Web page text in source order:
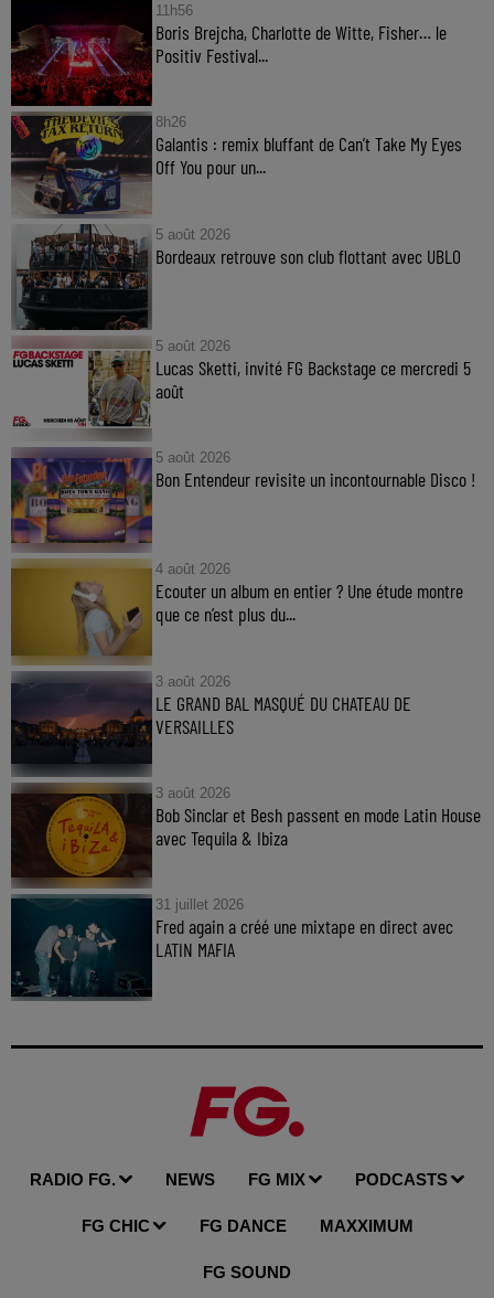
11h56
Boris Brejcha, Charlotte de Witte, Fisher… le
Positiv Festival...
8h26
Galantis : remix bluffant de Can’t Take My Eyes
Off You pour un...
5 août 2026
Bordeaux retrouve son club flottant avec UBLO
5 août 2026
Lucas Sketti, invité FG Backstage ce mercredi 5
août
5 août 2026
Bon Entendeur revisite un incontournable Disco !
4 août 2026
Ecouter un album en entier ? Une étude montre
que ce n’est plus du...
3 août 2026
LE GRAND BAL MASQUÉ DU CHATEAU DE
VERSAILLES
3 août 2026
Bob Sinclar et Besh passent en mode Latin House
avec Tequila & Ibiza
31 juillet 2026
Fred again a créé une mixtape en direct avec
LATIN MAFIA
RADIO FG. NEWS FG MIX PODCASTS
FG CHIC FG DANCE MAXXIMUM
FG SOUND